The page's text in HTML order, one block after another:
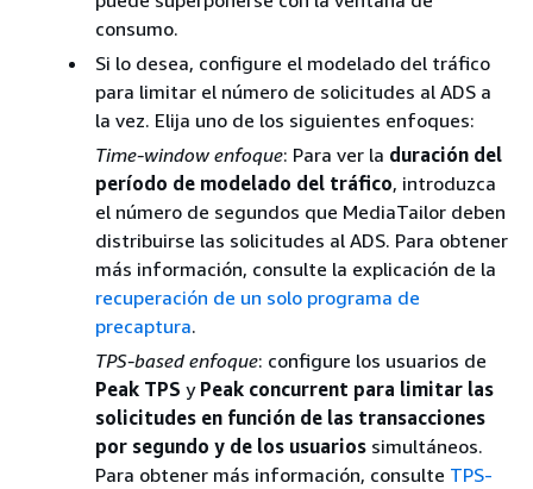
transmisión tiene el siguiente aspecto,
donde myStreamId aparece el nombre
del ID de transmisión:
POST <mediatailorURL>/v1/
{
    'streamId': '
myStreamId',
    'reportingMode': 'client'
}
consumo.
Si lo desea, configure el modelado del tráfico
para limitar el número de solicitudes al ADS a
la vez. Elija uno de los siguientes enfoques:
Time-window enfoque: Para ver la duración del
período de modelado del tráfico, introduzca
el número de segundos que MediaTailor deben
distribuirse las solicitudes al ADS. Para obtener
más información, consulte la explicación de la
recuperación de un solo programa de
precaptura.
TPS-based enfoque: configure los usuarios de
Peak TPS y Peak concurrent para limitar las
solicitudes en función de las transacciones
por segundo y de los usuarios simultáneos.
Para obtener más información, consulte TPS-